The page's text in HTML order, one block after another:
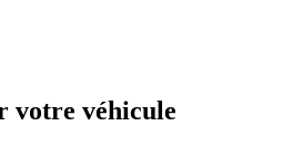
votre véhicule